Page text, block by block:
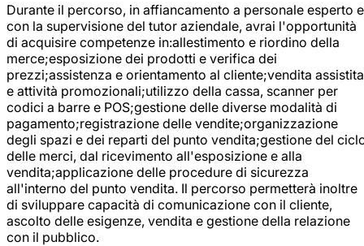
Durante il percorso, in affiancamento a personale esperto e
con la supervisione del tutor aziendale, avrai l'opportunità
di acquisire competenze in:allestimento e riordino della
merce;esposizione dei prodotti e verifica dei
prezzi;assistenza e orientamento al cliente;vendita assistita
e attività promozionali;utilizzo della cassa, scanner per
codici a barre e POS;gestione delle diverse modalità di
pagamento;registrazione delle vendite;organizzazione
degli spazi e dei reparti del punto vendita;gestione del
delle merci, dal ricevimento all'esposizione e alla
vendita;applicazione delle procedure di sicurezza
all'interno del punto vendita. Il percorso permetterà inoltre
di sviluppare capacità di comunicazione con il cliente,
ascolto delle esigenze, vendita e gestione della relazione
con il pubblico.